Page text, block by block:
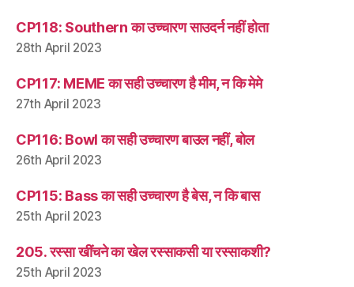
CP118: Southern का उच्चारण साउदर्न नहीं होता
28th April 2023
CP117: MEME का सही उच्चारण है मीम, न कि मेमे
27th April 2023
CP116: Bowl का सही उच्चारण बाउल नहीं, बोल
26th April 2023
CP115: Bass का सही उच्चारण है बेस, न कि बास
25th April 2023
205. रस्सा खींचने का खेल रस्साकसी या रस्साकशी?
25th April 2023